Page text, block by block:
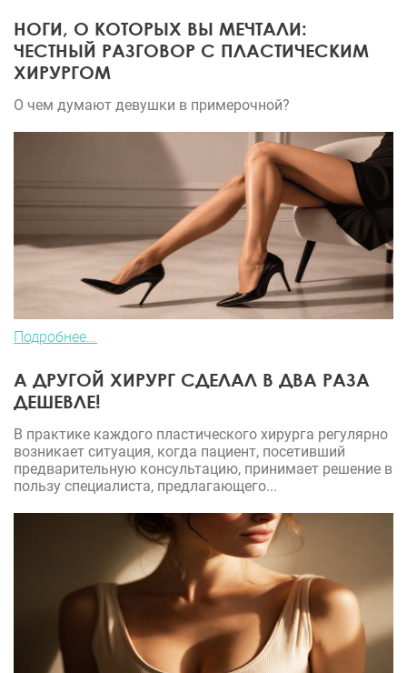
НОГИ, О КОТОРЫХ ВЫ МЕЧТАЛИ:
ЧЕСТНЫЙ РАЗГОВОР С ПЛАСТИЧЕСКИМ
ХИРУРГОМ
О чем думают девушки в примерочной?
Подробнее...
А ДРУГОЙ ХИРУРГ СДЕЛАЛ В ДВА РАЗА
ДЕШЕВЛЕ!
В практике каждого пластического хирурга регулярно
возникает ситуация, когда пациент, посетивший
предварительную консультацию, принимает решение в
пользу специалиста, предлагающего...